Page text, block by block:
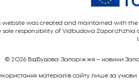
website was created and maintained with
sole responsibility of Vidbudova Zaporizhzhia
© 2026 Відбудова. Запоріжжя – новини
матеріалів сайту лише за умови